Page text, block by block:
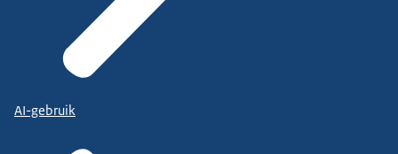
AI-gebruik